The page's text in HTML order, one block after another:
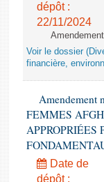
dépôt :
22/11/2024
Voir le dossier
financière,
Amendement
FEMMES
Date de
dépôt :